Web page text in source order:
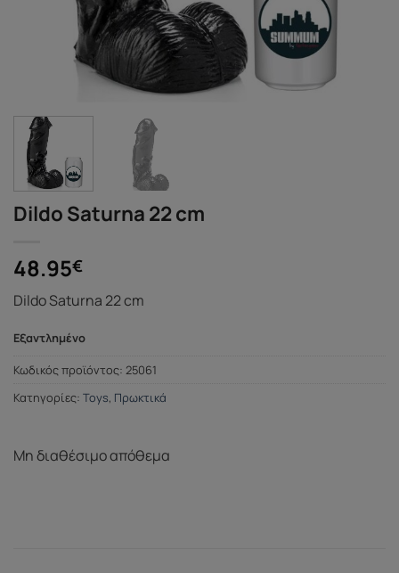
Dildo Saturna 22 cm
48.95€
Dildo Saturna 22 cm
Εξαντλημένο
Κωδικός προϊόντος: 25061
Κατηγορίες: Toys, Πρωκτικά
Μη διαθέσιμο απόθεμα